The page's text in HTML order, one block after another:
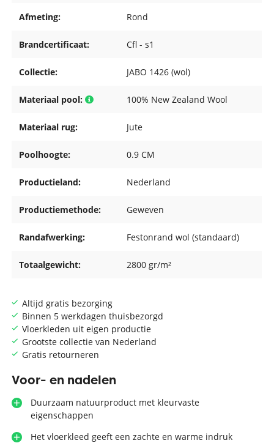
Altijd gratis bezorging
Binnen 5 werkdagen thuisbezorgd
Vloerkleden uit eigen productie
Grootste collectie van Nederland
Gratis retourneren
Voor- en nadelen
Duurzaam natuurproduct met kleurvaste
eigenschappen
Het vloerkleed geeft een zachte en warme indruk
Afmeting: Rond
Brandcertificaat: Cfl - s1
Collectie: JABO 1426 (wol)
Materiaal pool: 100% New Zealand Wool
Materiaal rug: Jute
Poolhoogte: 0.9 CM
Productieland: Nederland
Productiemethode: Geweven
Randafwerking: Festonrand wol (standaard)
Totaalgewicht: 2800 gr/m²